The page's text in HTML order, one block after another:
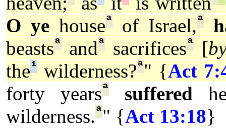
O ye houseª of Israel,ª
beastsª andª sacrificesª [
the¹ wilderness?ª" {Act
forty yearsª suffered
wilderness.ª" {Act 13:18}